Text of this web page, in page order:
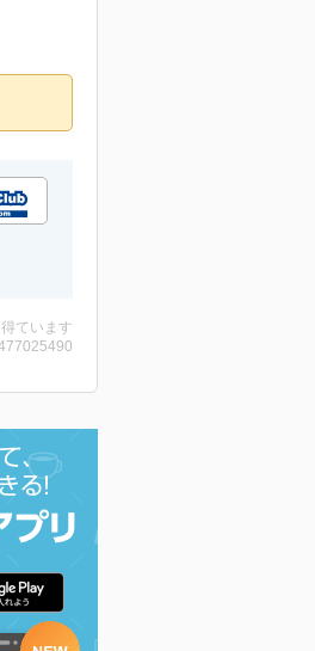
ています